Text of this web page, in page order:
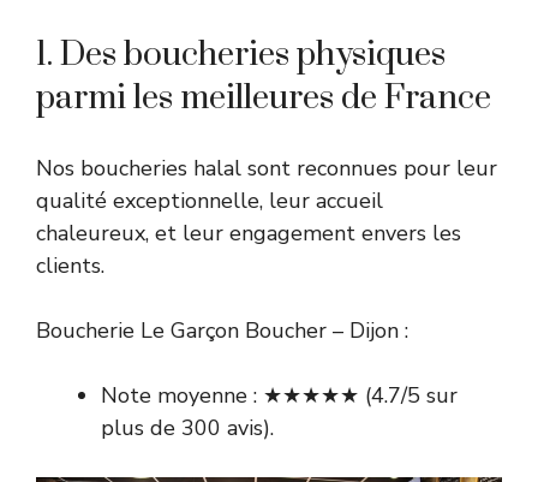
1. Des boucheries physiques
parmi les meilleures de France
Nos boucheries halal sont reconnues pour leur
qualité exceptionnelle, leur accueil
chaleureux, et leur engagement envers les
clients.
Boucherie Le Garçon Boucher – Dijon :
Note moyenne : ★★★★★ (4.7/5 sur
plus de 300 avis).